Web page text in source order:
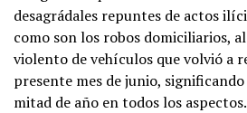
desagrádales repuntes de actos
como son los robos domiciliarios,
violento de vehículos que volvió a
presente mes de junio,
mitad de año en todos los aspectos.